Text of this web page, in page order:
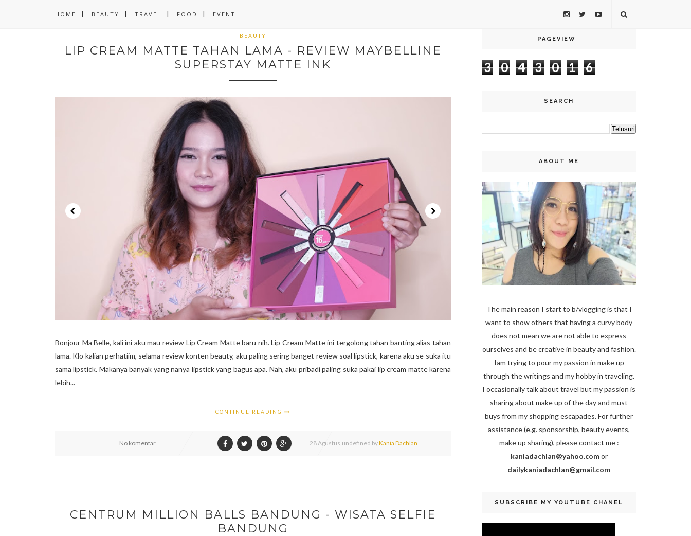
HOME BEAUTY TRAVEL FOOD EVENT
BEAUTY
LIP CREAM MATTE TAHAN LAMA - REVIEW MAYBELLINE
SUPERSTAY MATTE INK
Bonjour Ma Belle, kali ini aku mau review Lip Cream Matte baru nih. Lip Cream Matte ini tergolong tahan banting alias tahan
lama. Klo kalian perhatiim, selama review konten beauty, aku paling sering banget review soal lipstick, karena aku se suka itu
sama lipstick. Makanya banyak yang nanya lipstick yang bagus apa. Nah, aku pribadi paling suka pakai lip cream matte karena
lebih...
CONTINUE READING
No komentar 28Agustus,undefined byKania Dachlan
CENTRUM MILLION BALLS BANDUNG - WISATA SELFIE
BANDUNG
PAGEVIEW
3 0 4 3 0 1 6
SEARCH
ABOUT ME
The main reason I start to b/vlogging is that I
want to show others that having a curvy body
does not mean we are not able to express
ourselves and be creative in beauty and fashion.
Iam trying to pour my passion in make up
through the writings and my hobby in traveling.
I occasionally talk about travel but my passion is
sharing about make up of the day and must
buys from my shopping escapades. For further
assistance (e.g. sponsorship, beauty events,
make up sharing), please contact me :
kaniadachlan@yahoo.comor
dailykaniadachlan@gmail.com
SUBSCRIBE MY YOUTUBE CHANEL